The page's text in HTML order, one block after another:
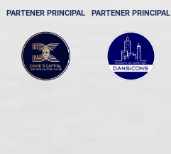
PARTENER PRINCIPAL PARTENER PRINCIPAL